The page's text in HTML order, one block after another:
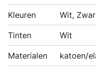
Kleuren Wit,
Tinten Wit
Materialen katoen/